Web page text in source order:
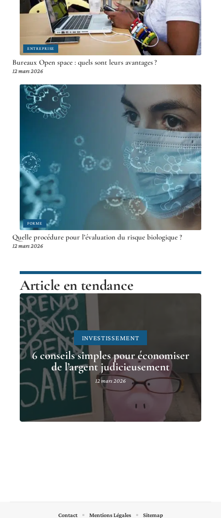
ENTREPRISE
Bureaux Open space : quels sont leurs avantages ?
12 mars 2026
FORME
Quelle procédure pour l’évaluation du risque biologique ?
12 mars 2026
Article en tendance
INVESTISSEMENT
6 conseils simples pour économiser
de l’argent judicieusement
12 mars 2026
Contact Mentions Légales Sitemap